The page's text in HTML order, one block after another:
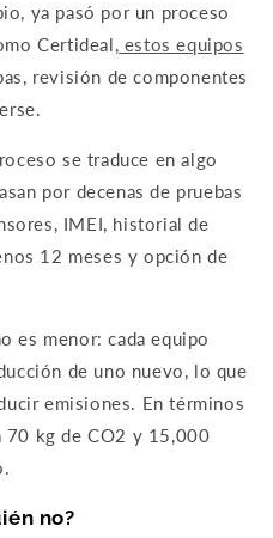
ya pasó por un proceso
Certideal, estos equipos
revisión de componentes
se traduce en algo
por decenas de pruebas
IMEI, historial de
12 meses y opción de
es menor: cada equipo
de uno nuevo, lo que
emisiones. En términos
70 kg de CO2 y 15,000
no?